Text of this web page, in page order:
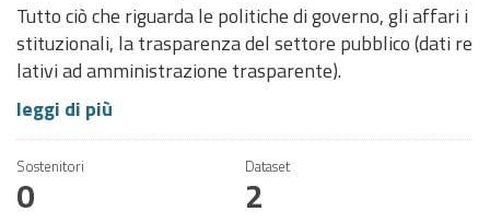
Tutto ciò che riguarda le politiche di governo, gli affari i
stituzionali, la trasparenza del settore pubblico (dati re
lativi ad amministrazione trasparente).
leggi di più
Sostenitori
0
Dataset
2